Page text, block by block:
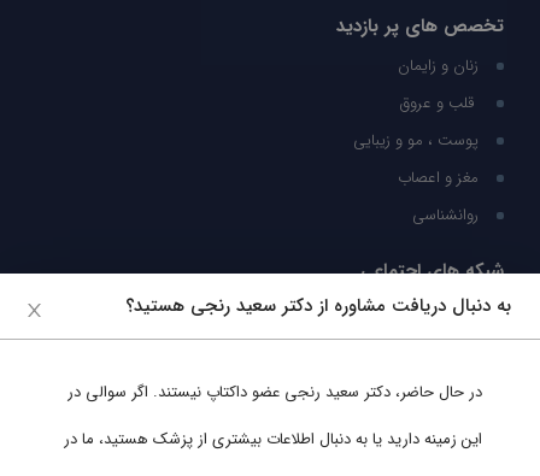
تخصص های پر بازدید
زنان و زایمان
قلب و عروق
پوست ، مو و زیبایی
مغز و اعصاب
روانشناسی
شبکه های اجتماعی
ما را در شبکه های اجتماعی دنبال کنید
به دنبال دریافت مشاوره از دکتر سعید رنجی هستید؟
در حال حاضر، دکتر سعید رنجی عضو داکتاپ نیستند. اگر سوالی در
این زمینه دارید یا به دنبال اطلاعات بیشتری از پزشک هستید، ما در